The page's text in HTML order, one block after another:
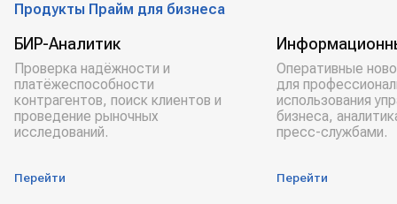
Продукты Прайм для бизнеса
БИР-Аналитик
Проверка надёжности и
платёжеспособности
контрагентов, поиск клиентов и
проведение рыночных
исследований.
Перейти
Оперативные
для
использования
бизнеса,
пресс-службами.
Перейти